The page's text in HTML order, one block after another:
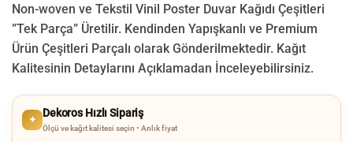
Non-woven ve Tekstil Vinil Poster Duvar Kağıdı Çeşitleri
”Tek Parça” Üretilir. Kendinden Yapışkanlı ve Premium
Ürün Çeşitleri Parçalı olarak Gönderilmektedir. Kağıt
Kalitesinin Detaylarını Açıklamadan İnceleyebilirsiniz.
✦
Dekoros Hızlı Sipariş
Ölçü ve kağıt kalitesi seçin • Anlık fiyat